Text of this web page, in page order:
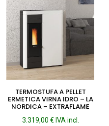
TERMOSTUFA A PELLET
ERMETICA VIRNA IDRO – LA
NORDICA – EXTRAFLAME
3.319,00 € IVA incl.